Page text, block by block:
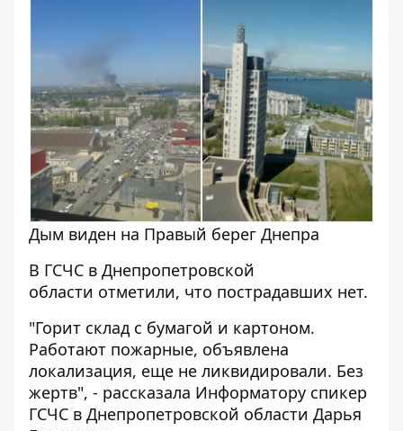
Дым виден на Правый берег Днепра
В ГСЧС в Днепропетровской
области отметили, что пострадавших нет.
"Горит склад с бумагой и картоном.
Работают пожарные, объявлена
локализация, еще не ликвидировали. Без
жертв", - рассказала Информатору спикер
ГСЧС в Днепропетровской области Дарья